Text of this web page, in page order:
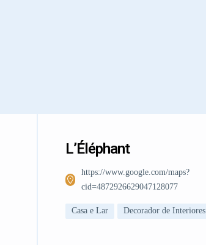
L’Éléphant
https://www.google.com/maps?
cid=4872926629047128077
Casa e Lar Decorador de Interiores